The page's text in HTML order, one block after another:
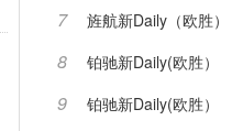
7 旌航新Daily（欧胜）
8 铂驰新Daily(欧胜）
9 铂驰新Daily(欧胜）